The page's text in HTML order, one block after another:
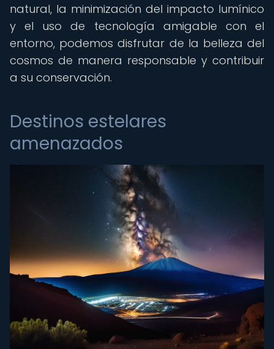
natural, la minimización del impacto lumínico
y el uso de tecnología amigable con el
entorno, podemos disfrutar de la belleza del
cosmos de manera responsable y contribuir
a su conservación.
Destinos estelares
amenazados